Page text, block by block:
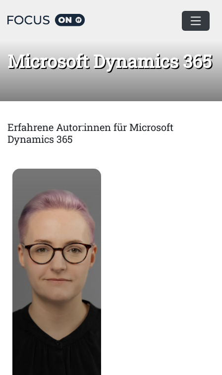
Home Microsoft Dynamics 365
Microsoft Dynamics 365
Erfahrene Autor:innen für Microsoft
Dynamics 365